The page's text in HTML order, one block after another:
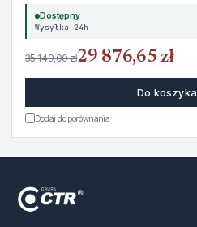
Dostępny
Wysyłka 24h
35 149,00 zł29 876,65 zł
Do koszyka
Dodaj do porównania